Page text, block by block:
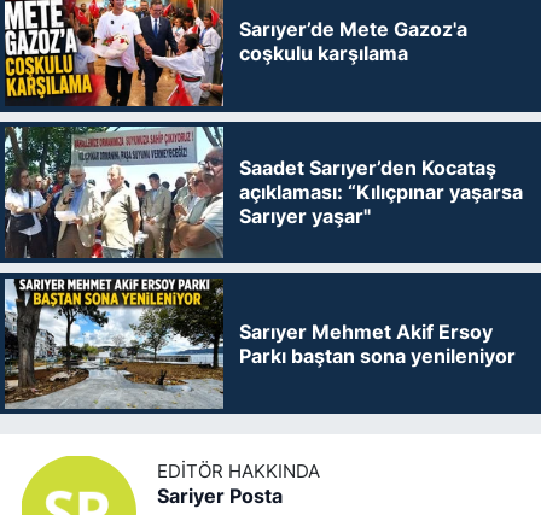
Sarıyer’de Mete Gazoz'a
coşkulu karşılama
Saadet Sarıyer’den Kocataş
açıklaması: “Kılıçpınar yaşarsa
Sarıyer yaşar"
Sarıyer Mehmet Akif Ersoy
Parkı baştan sona yenileniyor
EDITÖR HAKKINDA
Sariyer Posta